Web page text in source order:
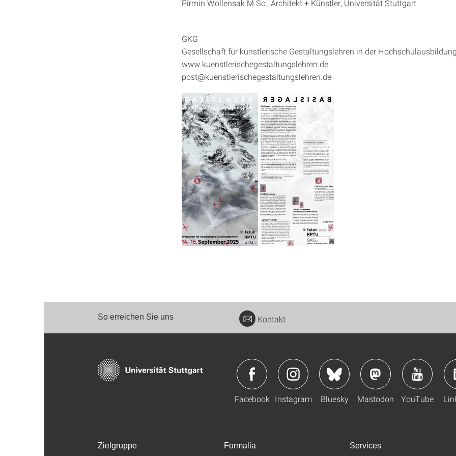
Pirmin Wollensak M.Sc., Architekt + Künstler, Universität Stuttgart
GKG
Gesellschaft für künstlerische Gestaltungslehren in der
www.kuenstlerischegestaltungslehren.de
post@kuenstlerischegestaltungslehren.de
So erreichen Sie uns Kontakt
Facebook Instagram Bluesky Mastodon YouTube
Zielgruppe Formalia Services